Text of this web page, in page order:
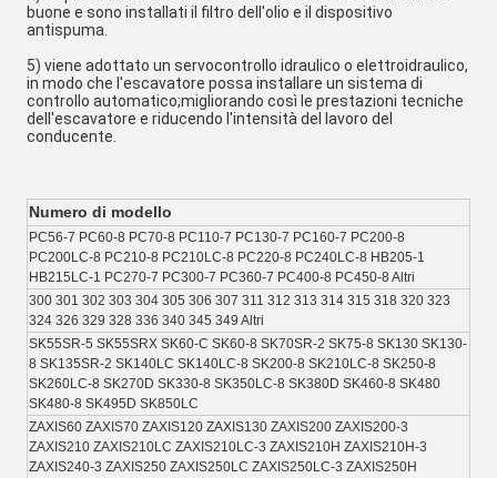
buone e sono installati il filtro dell'olio e il dispositivo
antispuma.
5) viene adottato un servocontrollo idraulico o elettroidraulico,
in modo che l'escavatore possa installare un sistema di
controllo automatico;migliorando così le prestazioni tecniche
dell'escavatore e riducendo l'intensità del lavoro del
conducente.
Numero di modello
PC56-7 PC60-8 PC70-8 PC110-7 PC130-7 PC160-7 PC200-8
PC200LC-8 PC210-8 PC210LC-8 PC220-8 PC240LC-8 HB205-1
HB215LC-1 PC270-7 PC300-7 PC360-7 PC400-8 PC450-8 Altri
300 301 302 303 304 305 306 307 311 312 313 314 315 318 320 323
324 326 329 328 336 340 345 349 Altri
SK55SR-5 SK55SRX SK60-C SK60-8 SK70SR-2 SK75-8 SK130 SK130-
8 SK135SR-2 SK140LC SK140LC-8 SK200-8 SK210LC-8 SK250-8
SK260LC-8 SK270D SK330-8 SK350LC-8 SK380D SK460-8 SK480
SK480-8 SK495D SK850LC
ZAXIS60 ZAXIS70 ZAXIS120 ZAXIS130 ZAXIS200 ZAXIS200-3
ZAXIS210 ZAXIS210LC ZAXIS210LC-3 ZAXIS210H ZAXIS210H-3
ZAXIS240-3 ZAXIS250 ZAXIS250LC ZAXIS250LC-3 ZAXIS250H